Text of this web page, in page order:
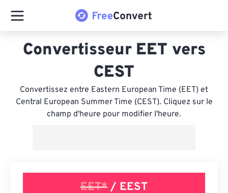
Convertisseur EET vers
CEST
Convertissez entre Eastern European Time (EET) et
Central European Summer Time (CEST). Cliquez sur le
champ d'heure pour modifier l'heure.
EET* / EEST